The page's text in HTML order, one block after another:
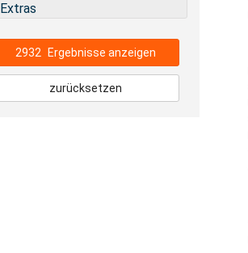
Extras
2932 Ergebnisse anzeigen
zurücksetzen